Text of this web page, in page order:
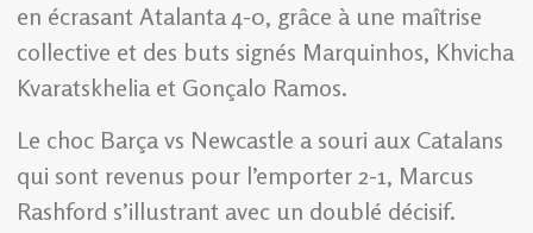
en écrasant Atalanta 4-0, grâce à une maîtrise
collective et des buts signés Marquinhos, Khvicha
Kvaratskhelia et Gonçalo Ramos.
Le choc Barça vs Newcastle a souri aux Catalans
qui sont revenus pour l’emporter 2-1, Marcus
Rashford s’illustrant avec un doublé décisif.